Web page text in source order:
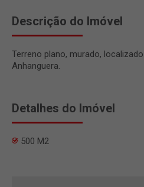
Descrição do Imóvel
Terreno plano, murado,
Anhanguera.
Detalhes do Imóvel
500 M2